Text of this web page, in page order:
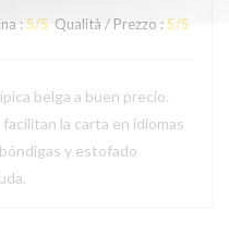
:5/5 Qualità / Prezzo :5/5
belga a buen precio.
la carta en idiomas
y estofado